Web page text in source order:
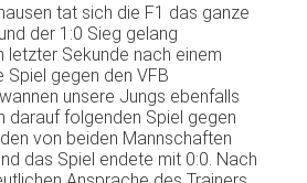
tat sich die F1 das ganze
der 1:0 Sieg gelang
letzter Sekunde nach einem
Spiel gegen den VFB
unsere Jungs ebenfalls
darauf folgenden Spiel gegen
von beiden Mannschaften
das Spiel endete mit 0:0. Nach